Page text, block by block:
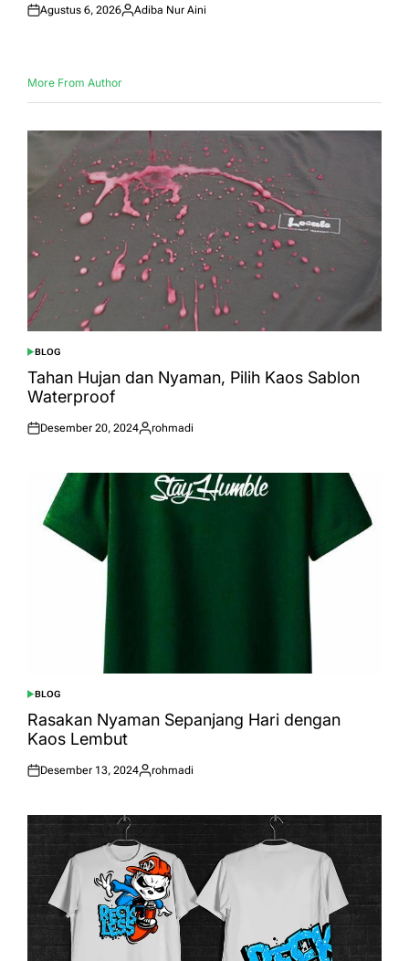
Posted
Agustus 6, 2026
Posted
Adiba Nur Aini
More From Author
POSTED
IN
BLOG
Tahan Hujan dan Nyaman, Pilih Kaos Sablon
Waterproof
Posted
Desember 20, 2024
Posted
rohmadi
POSTED
IN
BLOG
Rasakan Nyaman Sepanjang Hari dengan
Kaos Lembut
Posted
Desember 13, 2024
Posted
rohmadi